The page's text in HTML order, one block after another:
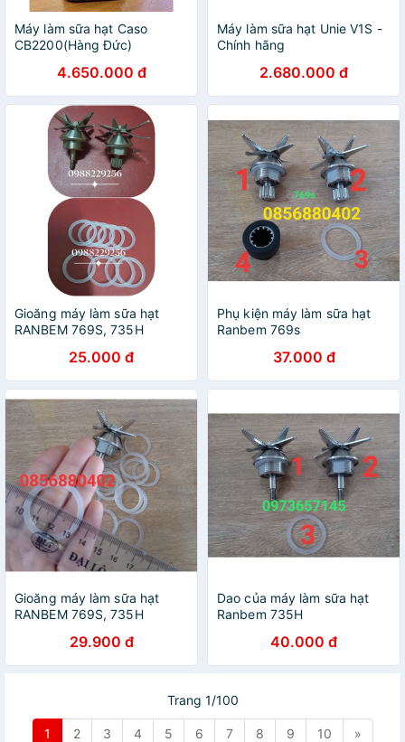
Máy làm sữa hạt Caso
CB2200(Hàng Đức)
4.650.000 đ
Máy làm sữa hạt Unie V1S -
Chính hãng
2.680.000 đ
Gioăng máy làm sữa hạt
RANBEM 769S, 735H
25.000 đ
Phụ kiện máy làm sữa hạt
Ranbem 769s
37.000 đ
Gioăng máy làm sữa hạt
RANBEM 769S, 735H
29.900 đ
Dao của máy làm sữa hạt
Ranbem 735H
40.000 đ
Trang 1/100
1 2 3 4 5 6 7 8 9 10 »